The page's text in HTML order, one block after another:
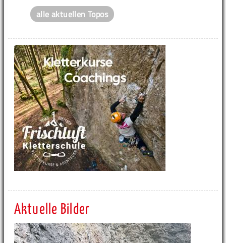
alle aktuellen Topos
Aktuelle Bilder